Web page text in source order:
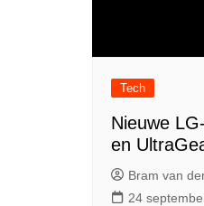
Tech
Nieuwe
en
Bram van
24